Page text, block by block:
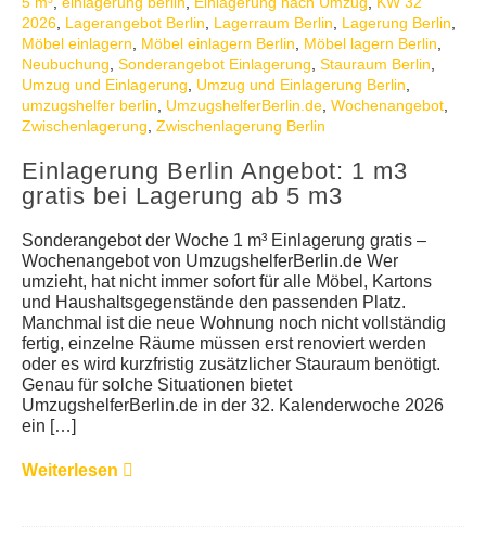
KUNDENMEINUNGEN
2026 Lagerangebot Berlin Lagerraum Berlin Lagerung Berlin
Möbel einlagern
Möbel einlagern Berlin Möbel lagern Berlin
Neubuchung Sonderangebot Einlagerung Stauraum Berlin
Umzug und Einlagerung
Umzug und Einlagerung Berlin
umzugshelfer berlin
UmzugshelferBerlin.de Wochenangebot
Zwischenlagerung Zwischenlagerung Berlin
Einlagerung Berlin Angebot: 1 m3
gratis bei Lagerung ab 5 m3
Sonderangebot der Woche 1 m³ Einlagerung gratis –
Wochenangebot von UmzugshelferBerlin.de Wer
umzieht, hat nicht immer sofort für alle Möbel, Kartons
und Haushaltsgegenstände den passenden Platz.
Manchmal ist die neue Wohnung noch nicht vollständig
fertig, einzelne Räume müssen erst renoviert werden
oder es wird kurzfristig zusätzlicher Stauraum benötigt.
Genau für solche Situationen bietet
UmzugshelferBerlin.de in der 32. Kalenderwoche 2026
ein […]
Weiterlesen